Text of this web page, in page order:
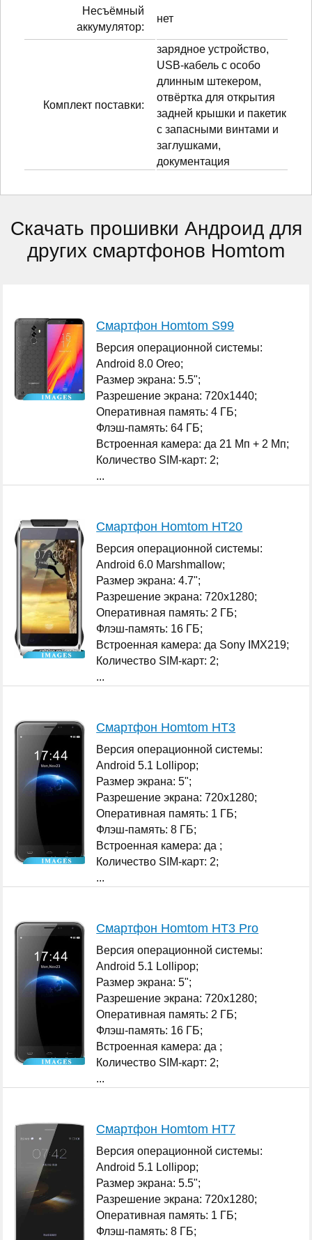
Несъёмный
аккумулятор:
нет
Комплект поставки:
зарядное устройство,
USB-кабель с особо
длинным штекером,
отвёртка для открытия
задней крышки и пакетик
с запасными винтами и
заглушками,
документация
Скачать прошивки Андроид для
других смартфонов Homtom
Смартфон Homtom S99
Версия операционной системы:
Android 8.0 Oreo;
Размер экрана: 5.5";
Разрешение экрана: 720x1440;
Оперативная память: 4 ГБ;
Флэш-память: 64 ГБ;
Встроенная камера: да 21 Мп + 2 Мп;
Количество SIM-карт: 2;
...
Смартфон Homtom HT20
Версия операционной системы:
Android 6.0 Marshmallow;
Размер экрана: 4.7";
Разрешение экрана: 720x1280;
Оперативная память: 2 ГБ;
Флэш-память: 16 ГБ;
Встроенная камера: да Sony IMX219;
Количество SIM-карт: 2;
...
Смартфон Homtom HT3
Версия операционной системы:
Android 5.1 Lollipop;
Размер экрана: 5";
Разрешение экрана: 720x1280;
Оперативная память: 1 ГБ;
Флэш-память: 8 ГБ;
Встроенная камера: да ;
Количество SIM-карт: 2;
...
Смартфон Homtom HT3 Pro
Версия операционной системы:
Android 5.1 Lollipop;
Размер экрана: 5";
Разрешение экрана: 720x1280;
Оперативная память: 2 ГБ;
Флэш-память: 16 ГБ;
Встроенная камера: да ;
Количество SIM-карт: 2;
...
Смартфон Homtom HT7
Версия операционной системы:
Android 5.1 Lollipop;
Размер экрана: 5.5";
Разрешение экрана: 720x1280;
Оперативная память: 1 ГБ;
Флэш-память: 8 ГБ;